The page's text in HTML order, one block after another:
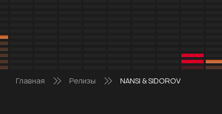
Главная Релизы NANSI & SIDOROV